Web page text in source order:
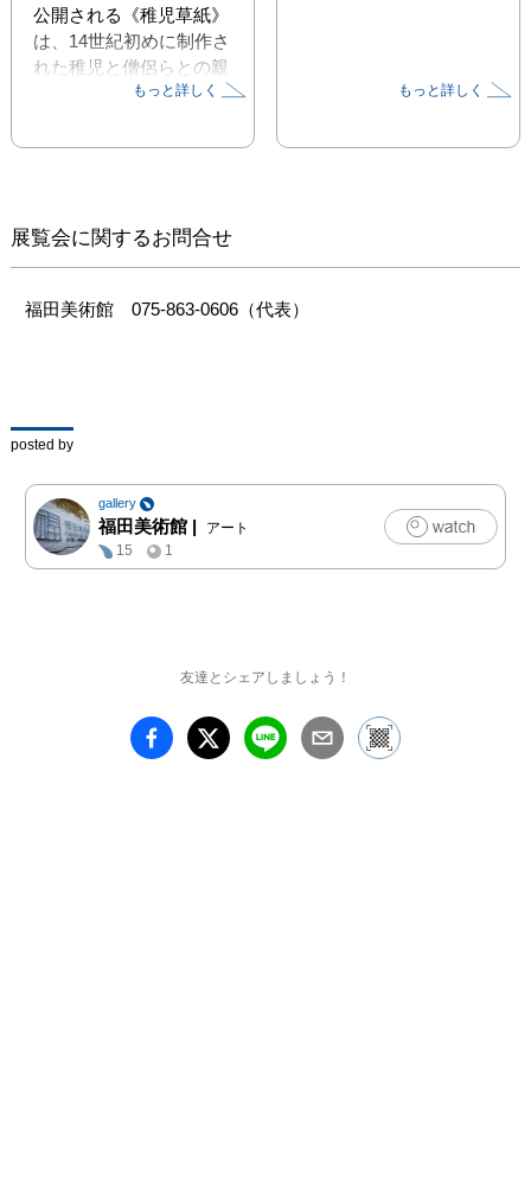
公開される《稚児草紙》
は、14世紀初めに制作さ
れた稚児と僧侶らとの親
密な関係を詞書と共に記
等を通じて実在すること
また、ここ嵐山ゆかり
の作品でもある、男女の
春画の一つである《小柴
に、月岡雪鼎（つきおか
せってい）らが手掛けた
肉筆による春画の数々
や、葛飾北斎が70代の頃
に制作した春画としては
最晩年の作品《浪千鳥》
まつわる作品も展示しま
描き続けてきた「愛のか
たち」の豊かさ、奥深さ
もっと詳しく もっと詳しく
展覧会に関するお問合せ
福⽥美術館　075-863-0606（代表）
posted by
gallery
福田美術館 |
アート
15
1
友達とシェアしましょう！